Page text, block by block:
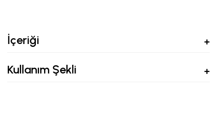
İçeriği
Kullanım Şekli